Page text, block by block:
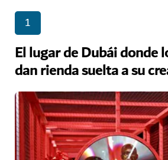
1
El lugar de Dubái donde
dan rienda suelta a su